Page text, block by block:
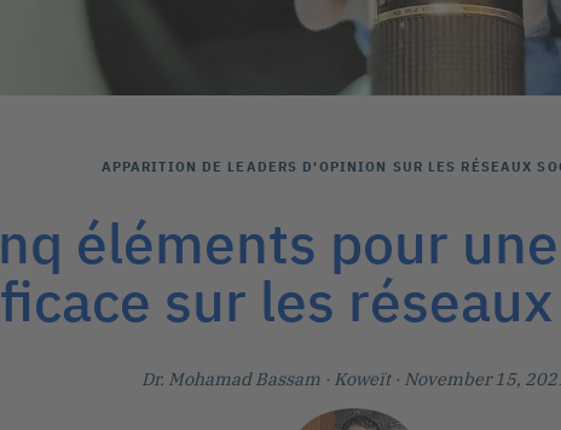
APPARITION DE LEADERS D'OPINION SUR LES RÉSEAUX
éléments pour
sur les
Dr. Mohamad Bassam · Koweït· November 15,